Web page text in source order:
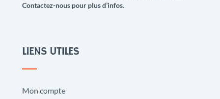
Contactez-nous pour plus d’infos.
LIENS UTILES
Mon compte